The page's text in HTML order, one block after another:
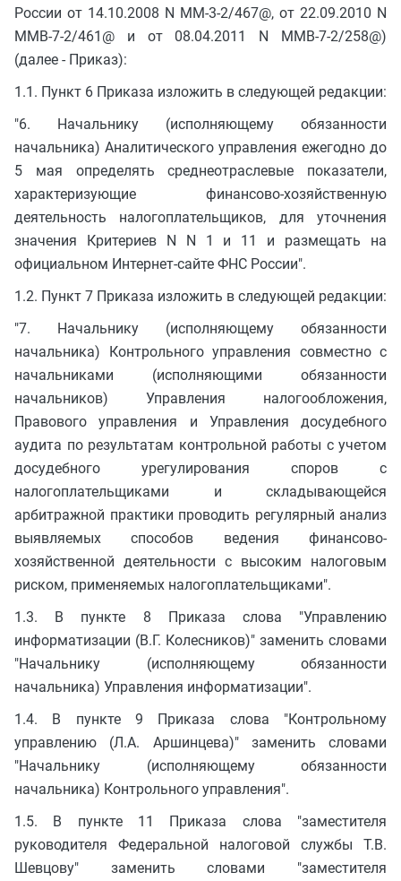
России от 14.10.2008 N ММ-3-2/467@, от 22.09.2010 N
ММВ-7-2/461@ и от 08.04.2011 N ММВ-7-2/258@)
(далее - Приказ):
1.1. Пункт 6 Приказа изложить в следующей редакции:
"6. Начальнику (исполняющему обязанности
начальника) Аналитического управления ежегодно до
5 мая определять среднеотраслевые показатели,
характеризующие финансово-хозяйственную
деятельность налогоплательщиков, для уточнения
значения Критериев N N 1 и 11 и размещать на
официальном Интернет-сайте ФНС России".
1.2. Пункт 7 Приказа изложить в следующей редакции:
"7. Начальнику (исполняющему обязанности
начальника) Контрольного управления совместно с
начальниками (исполняющими обязанности
начальников) Управления налогообложения,
Правового управления и Управления досудебного
аудита по результатам контрольной работы с учетом
досудебного урегулирования споров с
налогоплательщиками и складывающейся
арбитражной практики проводить регулярный анализ
выявляемых способов ведения финансово-
хозяйственной деятельности с высоким налоговым
риском, применяемых налогоплательщиками".
1.3. В пункте 8 Приказа слова "Управлению
информатизации (В.Г. Колесников)" заменить словами
"Начальнику (исполняющему обязанности
начальника) Управления информатизации".
1.4. В пункте 9 Приказа слова "Контрольному
управлению (Л.А. Аршинцева)" заменить словами
"Начальнику (исполняющему обязанности
начальника) Контрольного управления".
1.5. В пункте 11 Приказа слова "заместителя
руководителя Федеральной налоговой службы Т.В.
Шевцову" заменить словами "заместителя